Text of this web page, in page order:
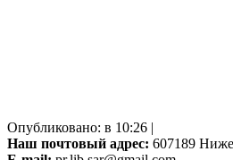
Опубликовано: в 10:26 |
Наш почтовый адрес: 607189